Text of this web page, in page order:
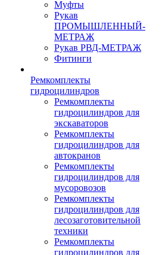
Муфты
Рукав
ПРОМЫШЛЕННЫЙ-
МЕТРАЖ
Рукав РВД-МЕТРАЖ
Фитинги
Ремкомплекты
гидроцилиндров
Ремкомплекты
гидроцилиндров для
экскаваторов
Ремкомплекты
гидроцилиндров для
автокранов
Ремкомплекты
гидроцилиндров для
мусоровозов
Ремкомплекты
гидроцилиндров для
лесозаготовительной
техники
Ремкомплекты
гидроцилиндров для